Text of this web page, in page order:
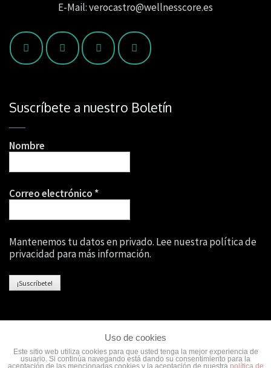
E-Mail: verocastro@wellnesscore.es
Suscríbete a nuestro Boletín
Nombre
Correo electrónico *
Mantenemos tu datos en privado. Lee nuestra política de
privacidad para más información.
Uso de cookies
Este sitio web utiliza cookies para que usted tenga la mejor experiencia de
usuario. Si continúa navegando está dando su consentimiento para la
aceptación de las mencionadas cookies y la aceptación de nuestra política de